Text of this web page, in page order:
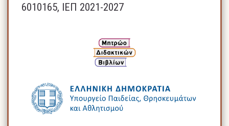
6010165, ΙΕΠ 2021-2027